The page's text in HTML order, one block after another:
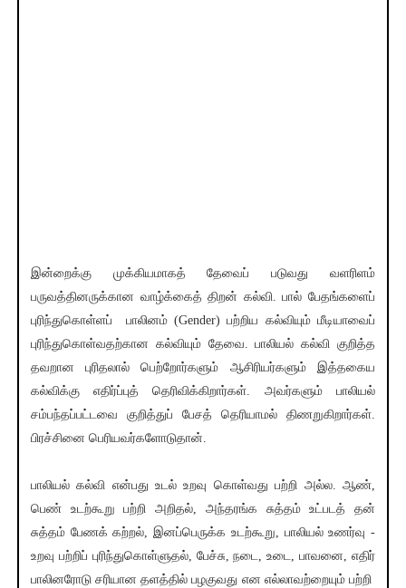
இன்றைக்கு முக்கியமாகத் தேவைப் படுவது வளரிளம்
பருவத்தினருக்கான வாழ்க்கைத் திறன் கல்வி. பால் பேதங்களைப்
புரிந்துகொள்ளப் பாலினம் (Gender) பற்றிய கல்வியும் மீடியாவைப்
புரிந்துகொள்வதற்கான கல்வியும் தேவை. பாலியல் கல்வி குறித்த
தவறான புரிதலால் பெற்றோர்களும் ஆசிரியர்களும் இத்தகைய
கல்விக்கு எதிர்ப்புத் தெரிவிக்கிறார்கள். அவர்களும் பாலியல்
சம்பந்தப்பட்டவை குறித்துப் பேசத் தெரியாமல் திணறுகிறார்கள்.
பிரச்சினை பெரியவர்களோடுதான்.
பாலியல் கல்வி என்பது உடல் உறவு கொள்வது பற்றி அல்ல. ஆண்,
பெண் உடற்கூறு பற்றி அறிதல், அந்தரங்க சுத்தம் உட்படத் தன்
சுத்தம் பேணக் கற்றல், இனப்பெருக்க உடற்கூறு, பாலியல் உணர்வு -
உறவு பற்றிப் புரிந்துகொள்ளுதல், பேச்சு, நடை, உடை, பாவனை, எதிர்
பாலினரோடு சரியான தளத்தில் பழகுவது என எல்லாவற்றையும் பற்றி